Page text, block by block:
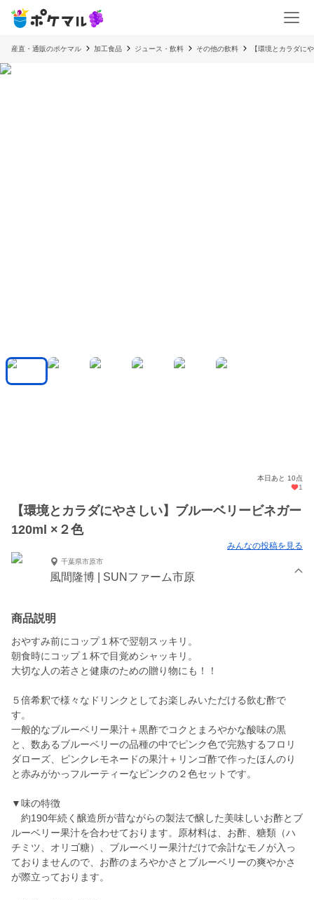
産直・通販のポケマル 加工食品 ジュース・飲料 その他の飲料 【環境とカラダに
本日あと 10点
1
【環境とカラダにやさしい】ブルーベリービネガー
120ml ×２色
みんなの投稿を見る
千葉県市原市
風間隆博 | SUNファーム市原
商品説明
おやすみ前にコップ１杯で翌朝スッキリ。
朝食時にコップ１杯で目覚めシャッキリ。
大切な人の若さと健康のための贈り物にも！！
５倍希釈で様々なドリンクとしてお楽しみいただける飲む酢で
す。
一般的なブルーベリー果汁＋黒酢でコクとまろやかな酸味の黒
と、数あるブルーベリーの品種の中でピンク色で完熟するフロリ
ダローズ、ピンクレモネードの果汁＋リンゴ酢で作ったほんのり
と赤みがかっフルーティーなピンクの２色セットです。
▼味の特徴
約190年続く醸造所が昔ながらの製法で醸した美味しいお酢とブ
ルーベリー果汁を合わせております。原材料は、お酢、糖類（ハ
チミツ、オリゴ糖）、ブルーベリー果汁だけで余計なモノが入っ
ておりませんので、お酢のまろやかさとブルーベリーの爽やかさ
が際立っております。